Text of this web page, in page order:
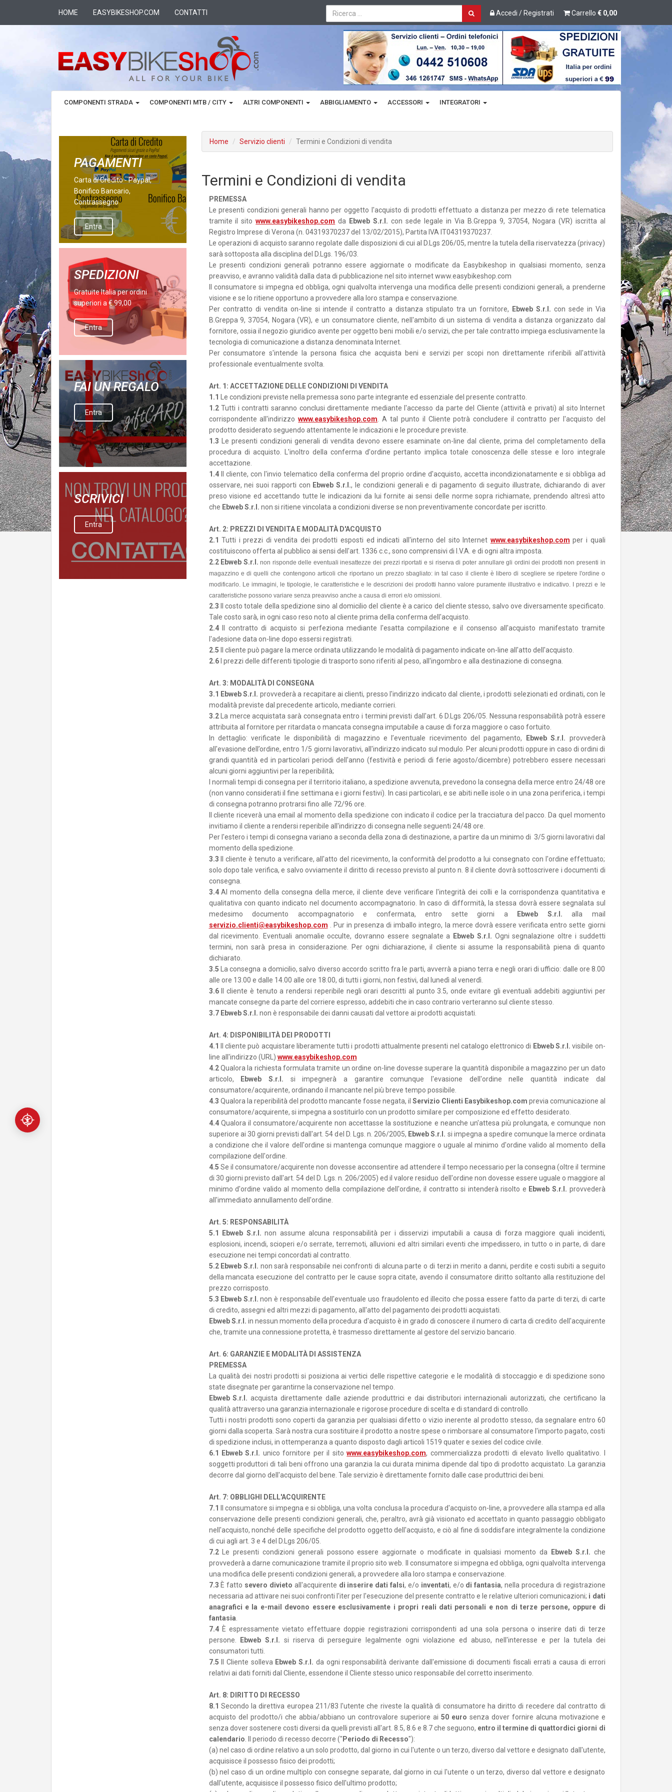
HOME EASYBIKESHOP.COM CONTATTI Accedi / Registrati Carrello € 0,00
COMPONENTI STRADA COMPONENTI MTB / CITY ALTRI COMPONENTI ABBIGLIAMENTO ACCESSORI INTEGRATORI
PAGAMENTI
Carta di Credito - Paypal,
Bonifico Bancario,
Contrassegno
Entra
SPEDIZIONI
Gratuite Italia per ordini
superiori a € 99,00
Entra
FAI UN REGALO
Entra
SCRIVICI
Entra
Home Servizio clienti Termini e Condizioni di vendita
Termini e Condizioni di vendita
PREMESSA
Le presenti condizioni generali hanno per oggetto l'acquisto di prodotti effettuato a distanza per mezzo di rete telematica
tramite il sitowww.easybikeshop.com da Ebweb S.r.l.con sede legale in Via B.Greppa 9, 37054, Nogara (VR) iscritta al
Registro Imprese di Verona (n. 04319370237 del 13/02/2015), Partita IVA IT04319370237.
Le operazioni di acquisto saranno regolate dalle disposizioni di cui al D.Lgs 206/05, mentre la tutela della riservatezza (privacy)
sarà sottoposta alla disciplina del D.Lgs. 196/03.
Le presenti condizioni generali potranno essere aggiornate o modificate da Easybikeshop in qualsiasi momento, senza
preavviso, e avranno validità dalla data di pubblicazione nel sito internet www.easybikeshop.com
Il consumatore si impegna ed obbliga, ogni qualvolta intervenga una modifica delle presenti condizioni generali, a prenderne
visione e se lo ritiene opportuno a provvedere alla loro stampa e conservazione.
Per contratto di vendita on-line si intende il contratto a distanza stipulato tra un fornitore,
Ebweb S.r.l. con sede in Via
B.Greppa 9, 37054, Nogara (VR), e un consumatore cliente, nell'ambito di un sistema di vendita a distanza organizzato dal
fornitore, ossia il negozio giuridico avente per oggetto beni mobili e/o servizi, che per tale contratto impiega esclusivamente la
tecnologia di comunicazione a distanza denominata Internet.
Per consumatore s'intende la persona fisica che acquista beni e servizi per scopi non direttamente riferibili all'attività
professionale eventualmente svolta.
Art. 1: ACCETTAZIONE DELLE CONDIZIONI DI VENDITA
1.1
Le condizioni previste nella premessa sono parte integrante ed essenziale del presente contratto.
1.2Tutti i contratti saranno conclusi direttamente mediante l'accesso da parte del Cliente (attività e privati) al sito Internet
corrispondente all'indirizzowww.easybikeshop.com . A tal punto il Cliente potrà concludere il contratto per l'acquisto del
prodotto desiderato seguendo attentamente le indicazioni e le procedure previste.
1.3 Le presenti condizioni generali di vendita devono essere esaminate on-line dal cliente, prima del completamento della
procedura di acquisto. L'inoltro della conferma d'ordine pertanto implica totale conoscenza delle stesse e loro integrale
accettazione.
1.4Il cliente, con l'invio telematico della conferma del proprio ordine d'acquisto, accetta incondizionatamente e si obbliga ad
osservare, nei suoi rapporti con Ebweb S.r.l., le condizioni generali e di pagamento di seguito illustrate, dichiarando di aver
preso visione ed accettando tutte le indicazioni da lui fornite ai sensi delle norme sopra richiamate, prendendo altresì atto
che Ebweb S.r.l. non si ritiene vincolata a condizioni diverse se non preventivamente concordate per iscritto.
Art. 2: PREZZI DI VENDITA E MODALITÀ D'ACQUISTO
2.1 Tutti i prezzi di vendita dei prodotti esposti ed indicati all'interno del sito Internet www.easybikeshop.com per i quali
costituiscono offerta al pubblico ai sensi dell'art. 1336 c.c., sono comprensivi di I.V.A. e di ogni altra imposta.
2.2 Ebweb S.r.l. non risponde delle eventuali inesattezze dei prezzi riportati e si riserva di poter annullare gli ordini dei prodotti non presenti in
magazzino e di quelli che contengono articoli che riportano un prezzo sbagliato: in tal caso il cliente è libero di scegliere se ripetere l'ordine o
modificarlo. Le immagini, le tipologie, le caratteristiche e le descrizioni dei prodotti hanno valore puramente illustrativo e indicativo. I prezzi e le
caratteristiche possono variare senza preavviso anche a causa di errori e/o omissioni.
2.3 Il costo totale della spedizione sino al domicilio del cliente è a carico del cliente stesso, salvo ove diversamente specificato.
Tale costo sarà, in ogni caso reso noto al cliente prima della conferma dell'acquisto.
2.4Il contratto di acquisto si perfeziona mediante l'esatta compilazione e il consenso all'acquisto manifestato tramite
l'adesione data on-line dopo essersi registrati.
2.5 Il cliente può pagare la merce ordinata utilizzando le modalità di pagamento indicate on-line all'atto dell'acquisto.
2.6I prezzi delle differenti tipologie di trasporto sono riferiti al peso, all'ingombro e alla destinazione di consegna.
Art. 3: MODALITÀ DI CONSEGNA
3.1 Ebweb S.r.l. provvederà a recapitare ai clienti, presso l'indirizzo indicato dal cliente, i prodotti selezionati ed ordinati, con le
modalità previste dal precedente articolo, mediante corrieri.
3.2La merce acquistata sarà consegnata entro i termini previsti dall'art. 6 D.Lgs 206/05. Nessuna responsabilità potrà essere
attribuita al fornitore per ritardata o mancata consegna imputabile a cause di forza maggiore o caso fortuito.
In dettaglio: verificate le disponibilità di magazzino e l’eventuale ricevimento del pagamento,
Ebweb S.r.l. provvederà
all'evasione dell’ordine, entro 1/5 giorni lavorativi, all'indirizzo indicato sul modulo. Per alcuni prodotti oppure in caso di ordini di
grandi quantità ed in particolari periodi dell'anno (festività e periodi di ferie agosto/dicembre) potrebbero essere necessari
alcuni giorni aggiuntivi per la reperibilità;
I normali tempi di consegna per il territorio italiano, a spedizione avvenuta, prevedono la consegna della merce entro 24/48 ore
(non vanno considerati il fine settimana e i giorni festivi). In casi particolari, e se abiti nelle isole o in una zona periferica, i tempi
di consegna potranno protrarsi fino alle 72/96 ore.
Il cliente riceverà una email al momento della spedizione con indicato il codice per la tracciatura del pacco. Da quel momento
invitiamo il cliente a rendersi reperibile all'indirizzo di consegna nelle seguenti 24/48 ore.
Per l'estero i tempi di consegna variano a seconda della zona di destinazione, a partire da un minimo di 3/5 giorni lavorativi dal
momento della spedizione.
3.3 Il cliente è tenuto a verificare, all'atto del ricevimento, la conformità del prodotto a lui consegnato con l'ordine effettuato;
solo dopo tale verifica, e salvo ovviamente il diritto di recesso previsto al punto n. 8 il cliente dovrà sottoscrivere i documenti di
consegna.
3.4Al momento della consegna della merce, il cliente deve verificare l'integrità dei colli e la corrispondenza quantitativa e
qualitativa con quanto indicato nel documento accompagnatorio. In caso di difformità, la stessa dovrà essere segnalata sul
medesimo documento accompagnatorio e confermata, entro sette giorni a
Ebweb S.r.l. alla mail
servizio.clienti@easybikeshop.com . Pur in presenza di imballo integro, la merce dovrà essere verificata entro sette giorni
dal ricevimento. Eventuali anomalie occulte, dovranno essere segnalate a
Ebweb S.r.l. Ogni segnalazione oltre i suddetti
termini, non sarà presa in considerazione. Per ogni dichiarazione, il cliente si assume la responsabilità piena di quanto
dichiarato.
3.5 La consegna a domicilio, salvo diverso accordo scritto fra le parti, avverrà a piano terra e negli orari di ufficio: dalle ore 8.00
alle ore 13.00 e dalle 14.00 alle ore 18.00, di tutti i giorni, non festivi, dal lunedì al venerdì.
3.6Il cliente è tenuto a rendersi reperibile negli orari descritti al punto 3.5, onde evitare gli eventuali addebiti aggiuntivi per
mancate consegne da parte del corriere espresso, addebiti che in caso contrario verteranno sul cliente stesso.
3.7 Ebweb S.r.l. non è responsabile dei danni causati dal vettore ai prodotti acquistati.
Art. 4: DISPONIBILITÀ DEI PRODOTTI
4.1
Il cliente può acquistare liberamente tutti i prodotti attualmente presenti nel catalogo elettronico di Ebweb S.r.l. visibile on-
line all'indirizzo (URL) www.easybikeshop.com
4.2Qualora la richiesta formulata tramite un ordine on-line dovesse superare la quantità disponibile a magazzino per un dato
articolo,
Ebweb S.r.l. si impegnerà a garantire comunque l'evasione dell'ordine nelle quantità indicate dal
consumatore/acquirente, ordinando il mancante nel più breve tempo possibile.
4.3 Qualora la reperibilità del prodotto mancante fosse negata, il Servizio Clienti Easybikeshop.com previa comunicazione al
consumatore/acquirente, si impegna a sostituirlo con un prodotto similare per composizione ed effetto desiderato.
4.4 Qualora il consumatore/acquirente non accettasse la sostituzione e neanche un'attesa più prolungata, e comunque non
superiore ai 30 giorni previsti dall'art. 54 del D. Lgs. n. 206/2005, Ebweb S.r.l. si impegna a spedire comunque la merce ordinata
a condizione che il valore dell'ordine si mantenga comunque maggiore o uguale al minimo d'ordine valido al momento della
compilazione dell'ordine.
4.5 Se il consumatore/acquirente non dovesse acconsentire ad attendere il tempo necessario per la consegna (oltre il termine
di 30 giorni previsto dall'art. 54 del D. Lgs. n. 206/2005) ed il valore residuo dell'ordine non dovesse essere uguale o maggiore al
minimo d'ordine valido al momento della compilazione dell'ordine, il contratto si intenderà risolto e Ebweb S.r.l. provvederà
all'immediato annullamento dell'ordine.
Art. 5: RESPONSABILITÀ
5.1
Ebweb S.r.l. non assume alcuna responsabilità per i disservizi imputabili a causa di forza maggiore quali incidenti,
esplosioni, incendi, scioperi e/o serrate, terremoti, alluvioni ed altri similari eventi che impedissero, in tutto o in parte, di dare
esecuzione nei tempi concordati al contratto.
5.2 Ebweb S.r.l. non sarà responsabile nei confronti di alcuna parte o di terzi in merito a danni, perdite e costi subiti a seguito
della mancata esecuzione del contratto per le cause sopra citate, avendo il consumatore diritto soltanto alla restituzione del
prezzo corrisposto.
5.3 Ebweb S.r.l. non è responsabile dell'eventuale uso fraudolento ed illecito che possa essere fatto da parte di terzi, di carte
di credito, assegni ed altri mezzi di pagamento, all'atto del pagamento dei prodotti acquistati.
Ebweb S.r.l. in nessun momento della procedura d'acquisto è in grado di conoscere il numero di carta di credito dell'acquirente
che, tramite una connessione protetta, è trasmesso direttamente al gestore del servizio bancario.
Art. 6: GARANZIE E MODALITÀ DI ASSISTENZA
PREMESSA
La qualità dei nostri prodotti si posiziona ai vertici delle rispettive categorie e le modalità di stoccaggio e di spedizione sono
state disegnate per garantirne la conservazione nel tempo.
Ebweb S.r.l. acquista direttamente dalle aziende produttrici e dai distributori internazionali autorizzati, che certificano la
qualità attraverso una garanzia internazionale e rigorose procedure di scelta e di standard di controllo.
Tutti i nostri prodotti sono coperti da garanzia per qualsiasi difetto o vizio inerente al prodotto stesso, da segnalare entro 60
giorni dalla scoperta. Sarà nostra cura sostituire il prodotto a nostre spese o rimborsare al consumatore l'importo pagato, costi
di spedizione inclusi, in ottemperanza a quanto disposto dagli articoli 1519 quater e sexies del codice civile.
6.1
Ebweb S.r.l. unico fornitore per il sitowww.easybikeshop.com, commercializza prodotti di elevato livello qualitativo. I
soggetti produttori di tali beni offrono una garanzia la cui durata minima dipende dal tipo di prodotto acquistato. La garanzia
decorre dal giorno dell'acquisto del bene. Tale servizio è direttamente fornito dalle case produttrici dei beni.
Art. 7: OBBLIGHI DELL'ACQUIRENTE
7.1
Il consumatore si impegna e si obbliga, una volta conclusa la procedura d'acquisto on-line, a provvedere alla stampa ed alla
conservazione delle presenti condizioni generali, che, peraltro, avrà già visionato ed accettato in quanto passaggio obbligato
nell'acquisto, nonché delle specifiche del prodotto oggetto dell'acquisto, e ciò al fine di soddisfare integralmente la condizione
di cui agli art. 3 e 4 del D.Lgs 206/05.
7.2Le presenti condizioni generali possono essere aggiornate o modificate in qualsiasi momento da Ebweb S.r.l. che
provvederà a darne comunicazione tramite il proprio sito web. Il consumatore si impegna ed obbliga, ogni qualvolta intervenga
una modifica delle presenti condizioni generali, a provvedere alla loro stampa e conservazione.
7.3 È fatto severo divieto all'acquirente di inserire dati falsi, e/o inventati, e/o di fantasia, nella procedura di registrazione
necessaria ad attivare nei suoi confronti l'iter per l'esecuzione del presente contratto e le relative ulteriori comunicazioni; i dati
anagrafici e la e-mail devono essere esclusivamente i propri reali dati personali e non di terze persone, oppure di
fantasia
7.4È espressamente vietato effettuare doppie registrazioni corrispondenti ad una sola persona o inserire dati di terze
persone.
Ebweb S.r.l. si riserva di perseguire legalmente ogni violazione ed abuso, nell'interesse e per la tutela dei
consumatori tutti.
7.5 Il Cliente solleva Ebweb S.r.l. da ogni responsabilità derivante dall'emissione di documenti fiscali errati a causa di errori
relativi ai dati forniti dal Cliente, essendone il Cliente stesso unico responsabile del corretto inserimento.
Art. 8: DIRITTO DI RECESSO
8.1 Secondo la direttiva europea 211/83 l'utente che riveste la qualità di consumatore ha diritto di recedere dal contratto di
acquisto del prodotto/i che abbia/abbiano un controvalore superiore ai 50 euro senza dover fornire alcuna motivazione e
senza dover sostenere costi diversi da quelli previsti all'art. 8.5, 8.6 e 8.7 che seguono, entro il termine di quattordici giorni di
calendario . Il periodo di recesso decorre (" Periodo di Recesso"):
(a) nel caso di ordine relativo a un solo prodotto, dal giorno in cui l'utente o un terzo, diverso dal vettore e designato dall'utente,
acquisisce il possesso fisico dei prodotti;
(b) nel caso di un ordine multiplo con consegne separate, dal giorno in cui l'utente o un terzo, diverso dal vettore e designato
dall'utente, acquisisce il possesso fisico dell'ultimo prodotto;